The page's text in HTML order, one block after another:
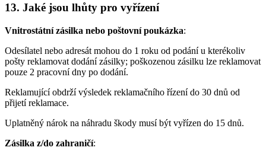
13. Jaké jsou lhůty pro vyřízení
Vnitrostátní zásilka nebo poštovní poukázka:
Odesílatel nebo adresát mohou do 1 roku od podání u kterékoliv
pošty reklamovat dodání zásilky; poškozenou zásilku lze reklamovat
pouze 2 pracovní dny po dodání.
Reklamující obdrží výsledek reklamačního řízení do 30 dnů od
přijetí reklamace.
Uplatněný nárok na náhradu škody musí být vyřízen do 15 dnů.
Zásilka z/do zahraničí: